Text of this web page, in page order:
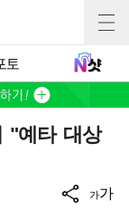
토
"예타 대상
가가